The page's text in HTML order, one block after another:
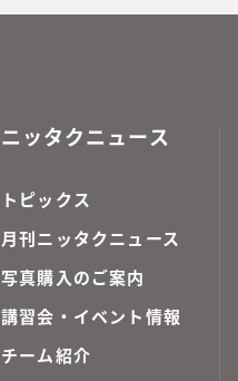
ニッタクニュース
トピックス
月刊ニッタクニュース
写真購入のご案内
講習会・イベント情報
チーム紹介